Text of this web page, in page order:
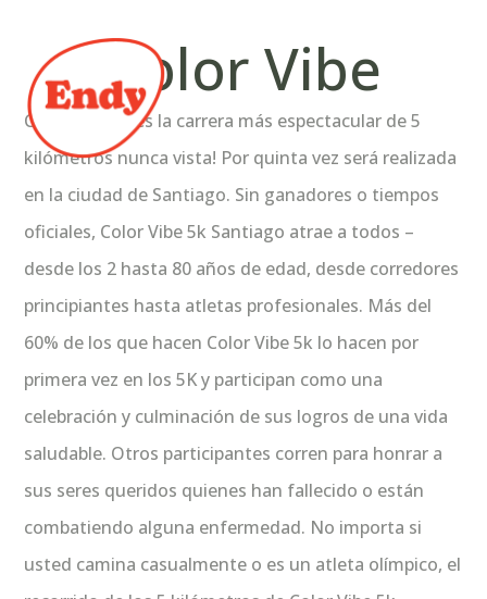
Color Vibe
Color Vibe 5k es la carrera más espectacular de 5
kilómetros nunca vista! Por quinta vez será realizada
en la ciudad de Santiago. Sin ganadores o tiempos
oficiales, Color Vibe 5k Santiago atrae a todos –
desde los 2 hasta 80 años de edad, desde corredores
principiantes hasta atletas profesionales. Más del
60% de los que hacen Color Vibe 5k lo hacen por
primera vez en los 5K y participan como una
celebración y culminación de sus logros de una vida
saludable. Otros participantes corren para honrar a
sus seres queridos quienes han fallecido o están
combatiendo alguna enfermedad. No importa si
usted camina casualmente o es un atleta olímpico, el